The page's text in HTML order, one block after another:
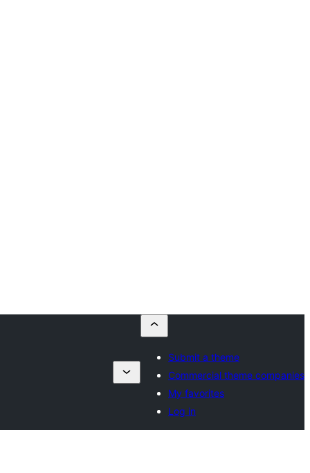
Submit a theme
Commercial theme companies
My favorites
Log in